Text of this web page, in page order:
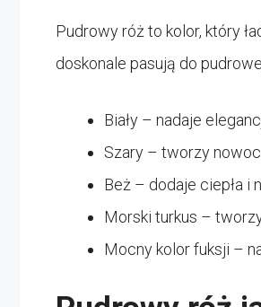
Pudrowy róż to kolor, który
doskonale pasują do
Biały – nadaje
Szary – tworzy
Beż – dodaje ciepła i
Morski turkus –
Mocny kolor fuksji –